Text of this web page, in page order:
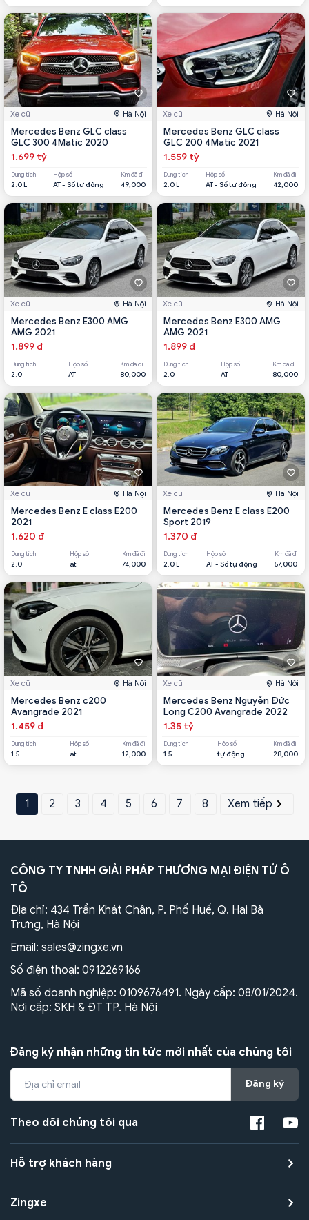
Xe cũ Hà Nội
Mercedes Benz GLC class
GLC 300 4Matic 2020
1.699 tỷ
Dung tích
2.0 L
Hộp số
AT - Số tự động
Km đã đi
49,000
Xe cũ Hà Nội
Mercedes Benz GLC class
GLC 200 4Matic 2021
1.559 tỷ
Dung tích
2.0 L
Hộp số
AT - Số tự động
Km đã đi
42,000
Xe cũ Hà Nội
Mercedes Benz E300 AMG
AMG 2021
1.899 đ
Dung tích
2.0
Hộp số
AT
Km đã đi
80,000
Xe cũ Hà Nội
Mercedes Benz E300 AMG
AMG 2021
1.899 đ
Dung tích
2.0
Hộp số
AT
Km đã đi
80,000
Xe cũ Hà Nội
Mercedes Benz E class E200
2021
1.620 đ
Dung tích
2.0
Hộp số
at
Km đã đi
74,000
Xe cũ Hà Nội
Mercedes Benz E class E200
Sport 2019
1.370 đ
Dung tích
2.0 L
Hộp số
AT - Số tự động
Km đã đi
57,000
Xe cũ Hà Nội
Mercedes Benz c200
Avangrade 2021
1.459 đ
Dung tích
1.5
Hộp số
at
Km đã đi
12,000
Xe cũ Hà Nội
Mercedes Benz Nguyễn Đức
Long C200 Avangrade 2022
1.35 tỷ
Dung tích
1.5
Hộp số
tự động
Km đã đi
28,000
1 2 3 4 5 6 7 8 Xem tiếp
CÔNG TY TNHH GIẢI PHÁP THƯƠNG MẠI ĐIỆN TỬ Ô
TÔ
Địa chỉ: 434 Trần Khát Chân, P. Phố Huế, Q. Hai Bà
Trưng, Hà Nội
Email: sales@zingxe.vn
Số điện thoại: 0912269166
Mã số doanh nghiệp: 0109676491. Ngày cấp: 08/01/2024.
Nơi cấp: SKH & ĐT TP. Hà Nội
Đăng ký nhận những tin tức mới nhất của chúng tôi
Đăng ký
Theo dõi chúng tôi qua
Hỗ trợ khách hàng
Zingxe